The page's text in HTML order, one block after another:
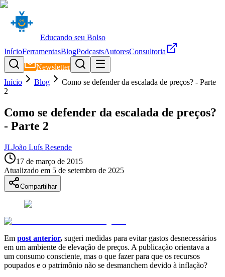
Educando seu Bolso
InícioFerramentasBlogPodcastsAutoresConsultoria
Newsletter
Início
Blog
Como se defender da escalada de preços? - Parte
2
Como se defender da escalada de preços?
- Parte 2
JLJoão Luís Resende
17 de março de 2015
Atualizado em 5 de setembro de 2025
Compartilhar
Em post anterior, sugeri medidas para evitar gastos desnecessários
em um ambiente de elevação de preços. A publicação orientava a
um consumo consciente, mas o que fazer para que os recursos
poupados e o patrimônio não se desmanchem devido à inflação?